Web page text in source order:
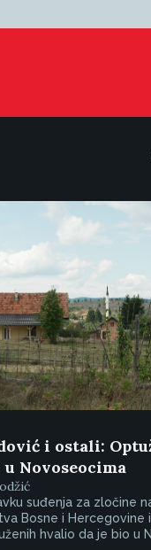
i ostali:
u Novoseocima
suđenja za zločine
Bosne i Hercegovine
hvalio da je bio u